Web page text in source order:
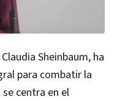
Sheinbaum, ha
para combatir la
centra en el